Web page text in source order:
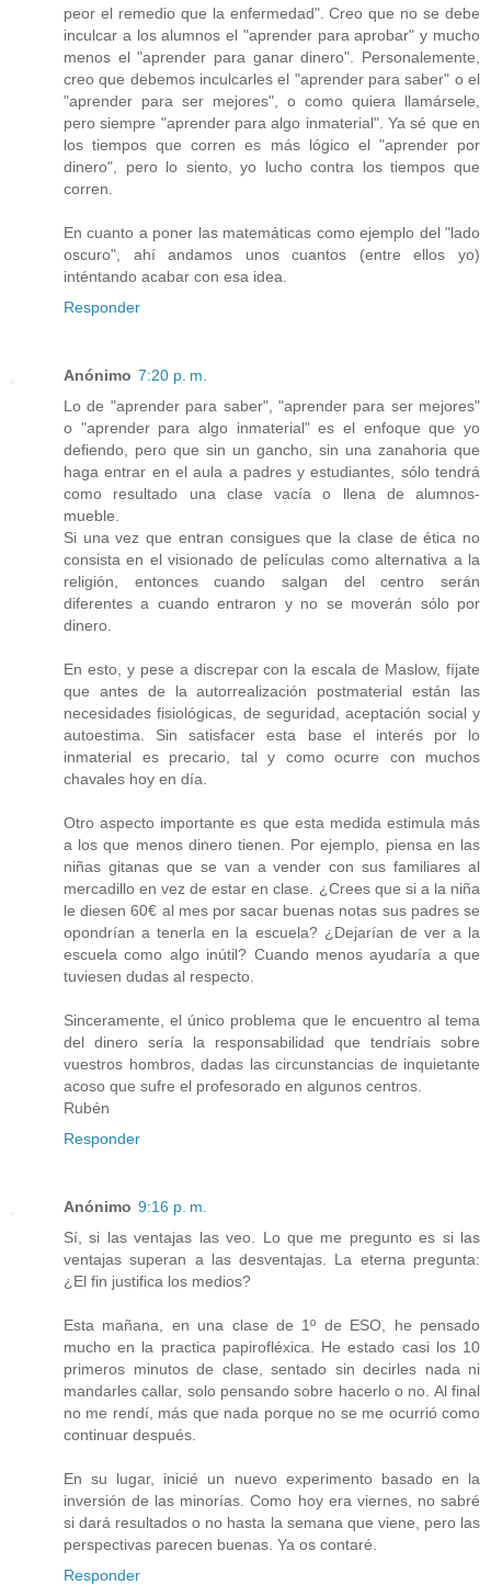
peor el remedio que la enfermedad". Creo que no se debe
inculcar a los alumnos el "aprender para aprobar" y mucho
menos el "aprender para ganar dinero". Personalemente,
creo que debemos inculcarles el "aprender para saber" o el
"aprender para ser mejores", o como quiera llamársele,
pero siempre "aprender para algo inmaterial". Ya sé que en
los tiempos que corren es más lógico el "aprender por
dinero", pero lo siento, yo lucho contra los tiempos que
corren.
En cuanto a poner las matemáticas como ejemplo del "lado
oscuro", ahí andamos unos cuantos (entre ellos yo)
inténtando acabar con esa idea.
Responder
Anónimo 7:20 p. m.
Lo de "aprender para saber", "aprender para ser mejores"
o "aprender para algo inmaterial" es el enfoque que yo
defiendo, pero que sin un gancho, sin una zanahoria que
haga entrar en el aula a padres y estudiantes, sólo tendrá
como resultado una clase vacía o llena de alumnos-
mueble.
Si una vez que entran consigues que la clase de ética no
consista en el visionado de películas como alternativa a la
religión, entonces cuando salgan del centro serán
diferentes a cuando entraron y no se moverán sólo por
dinero.
En esto, y pese a discrepar con la escala de Maslow, fíjate
que antes de la autorrealización postmaterial están las
necesidades fisiológicas, de seguridad, aceptación social y
autoestima. Sin satisfacer esta base el interés por lo
inmaterial es precario, tal y como ocurre con muchos
chavales hoy en día.
Otro aspecto importante es que esta medida estimula más
a los que menos dinero tienen. Por ejemplo, piensa en las
niñas gitanas que se van a vender con sus familiares al
mercadillo en vez de estar en clase. ¿Crees que si a la niña
le diesen 60€ al mes por sacar buenas notas sus padres se
opondrían a tenerla en la escuela? ¿Dejarían de ver a la
escuela como algo inútil? Cuando menos ayudaría a que
tuviesen dudas al respecto.
Sinceramente, el único problema que le encuentro al tema
del dinero sería la responsabilidad que tendríais sobre
vuestros hombros, dadas las circunstancias de inquietante
acoso que sufre el profesorado en algunos centros.
Rubén
Responder
Anónimo 9:16 p. m.
Sí, si las ventajas las veo. Lo que me pregunto es si las
ventajas superan a las desventajas. La eterna pregunta:
¿El fin justifica los medios?
Esta mañana, en una clase de 1º de ESO, he pensado
mucho en la practica papirofléxica. He estado casi los 10
primeros minutos de clase, sentado sin decirles nada ni
mandarles callar, solo pensando sobre hacerlo o no. Al final
no me rendí, más que nada porque no se me ocurrió como
continuar después.
En su lugar, inicié un nuevo experimento basado en la
inversión de las minorías. Como hoy era viernes, no sabré
si dará resultados o no hasta la semana que viene, pero las
perspectivas parecen buenas. Ya os contaré.
Responder